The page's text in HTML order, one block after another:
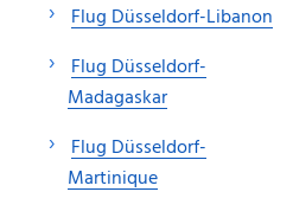
Flug Düsseldorf-Libanon
Flug Düsseldorf-
Madagaskar
Flug Düsseldorf-
Martinique